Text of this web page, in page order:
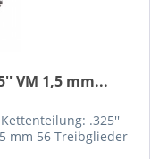
VM 1,5 mm...
.325''
mm 56 Treibglieder